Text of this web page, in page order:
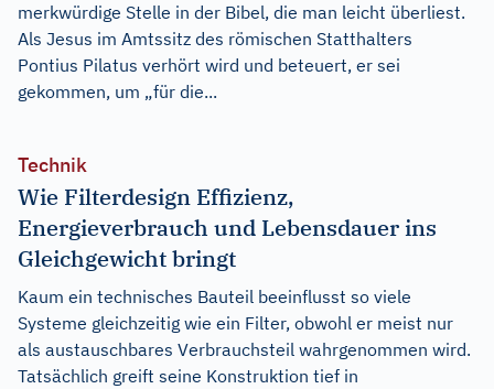
merkwürdige Stelle in der Bibel, die man leicht überliest.
Als Jesus im Amtssitz des römischen Statthalters
Pontius Pilatus verhört wird und beteuert, er sei
gekommen, um „für die...
Technik
Wie Filterdesign Effizienz,
Energieverbrauch und Lebensdauer ins
Gleichgewicht bringt
Kaum ein technisches Bauteil beeinflusst so viele
Systeme gleichzeitig wie ein Filter, obwohl er meist nur
als austauschbares Verbrauchsteil wahrgenommen wird.
Tatsächlich greift seine Konstruktion tief in